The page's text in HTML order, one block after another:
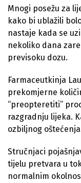
Mnogi posežu za
kako bi ublažili
nastaje kada se
nekoliko dana
previsoku dozu.
Farmaceutkinja
prekomjerne
“preopteretiti”
razgradnju lijeka.
ozbiljnog
Stručnjaci
tijelu pretvara u
normalnim